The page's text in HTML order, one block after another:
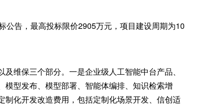
公告，最高投标限价2905万元，项目建设周期为10
维保三个部分。一是企业级人工智能中台产品、
型发布、模型部署、智能体编排、知识检索增
化开发改造费用，包括定制化场景开发、信创适